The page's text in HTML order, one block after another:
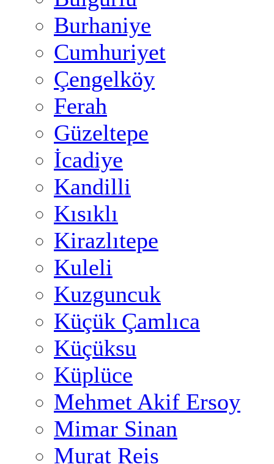
Burhaniye
Cumhuriyet
Çengelköy
Ferah
Güzeltepe
İcadiye
Kandilli
Kısıklı
Kirazlıtepe
Kuleli
Kuzguncuk
Küçük Çamlıca
Küçüksu
Küplüce
Mehmet Akif Ersoy
Mimar Sinan
Murat Reis